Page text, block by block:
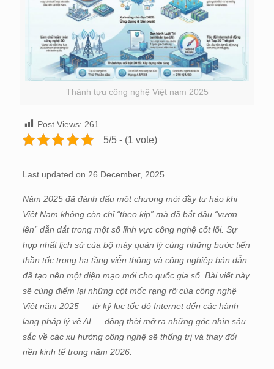
Thành tựu công nghệ Việt nam 2025
Post Views: 261
5/5 - (1 vote)
Last updated on 26 December, 2025
Năm 2025 đã đánh dấu một chương mới đầy tự hào khi
Việt Nam không còn chỉ “theo kịp” mà đã bắt đầu “vươn
lên” dẫn dắt trong một số lĩnh vực công nghệ cốt lõi. Sự
hợp nhất lịch sử của bộ máy quản lý cùng những bước tiến
thần tốc trong hạ tầng viễn thông và công nghiệp bán dẫn
đã tạo nên một diện mạo mới cho quốc gia số. Bài viết này
sẽ cùng điểm lại những cột mốc rạng rỡ của công nghệ
Việt năm 2025 — từ kỷ lục tốc độ Internet đến các hành
lang pháp lý về AI — đồng thời mở ra những góc nhìn sâu
sắc về các xu hướng công nghệ sẽ thống trị và thay đổi
nền kinh tế trong năm 2026.